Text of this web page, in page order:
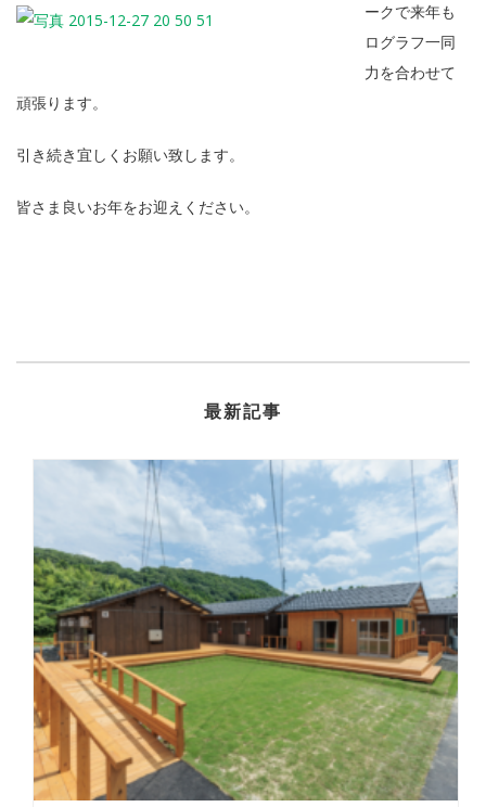
ークで来年も
ログラフ一同
力を合わせて
頑張ります。
引き続き宜しくお願い致します。
皆さま良いお年をお迎えください。
最新記事